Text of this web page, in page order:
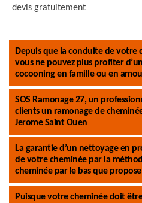
devis gratuitement
Depuis que la conduite de votre
vous ne pouvez plus profiter
cocooning en famille ou en
SOS Ramonage 27, un
clients un ramonage de
Jerome Saint Ouen
La garantie d’un nettoyage en
de votre cheminée par la
cheminée par le bas que propose
Puisque votre cheminée doit